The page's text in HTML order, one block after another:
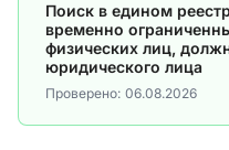
Поиск в едином
временно
физических лиц,
юридического лица
Проверено: 06.08.2026